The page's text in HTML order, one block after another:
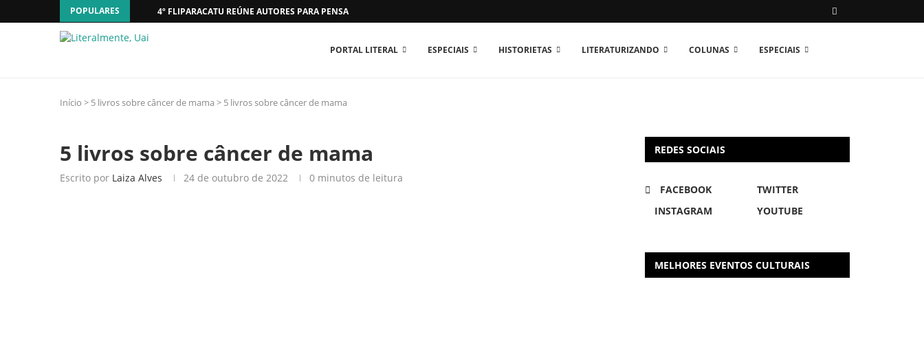
POPULARES 4º FLIPARACATU REÚNE AUTORES PARA PENSAR O MUNDO...
PORTAL LITERAL ESPECIAIS HISTORIETAS LITERATURIZANDO COLUNAS ESPECIAIS
Início > 5 livros sobre câncer de mama > 5 livros sobre câncer de mama
5 livros sobre câncer de mama
Escrito por Laiza Alves 24 de outubro de 2022 0 minutos de leitura
REDES SOCIAIS
FACEBOOK
TWITTER
INSTAGRAM
YOUTUBE
MELHORES EVENTOS CULTURAIS